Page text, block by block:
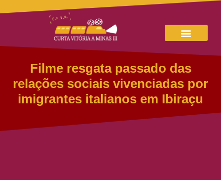
Filme resgata passado das
relações sociais vivenciadas por
imigrantes italianos em Ibiraçu